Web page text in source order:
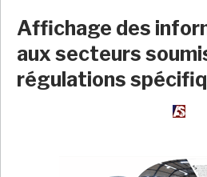
Affichage des
aux secteurs
régulations